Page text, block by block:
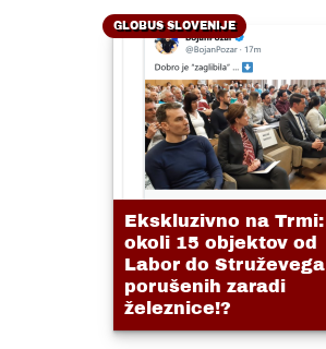
GLOBUS SLOVENIJE
Ekskluzivno na Trmi:
okoli 15 objektov od
Labor do Struževega
porušenih zaradi
železnice!?